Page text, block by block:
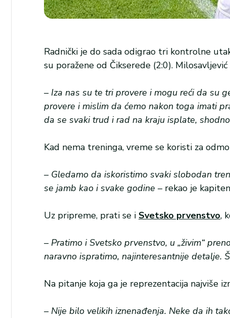
Radnički je do sada odigrao tri kontrolne
su poražene od Čikserede (2:0).
– Iza nas su te tri provere i mogu reći da su
provere i mislim da ćemo nakon toga imati
da se svaki trud i rad na kraju isplate,
Kad nema treninga, vreme se koristi za
– Gledamo da iskoristimo svaki slobodan
se jamb kao i svake godine – rekao je
Uz pripreme, prati se i Svetsko prvenstvo,
– Pratimo i Svetsko prvenstvo, u „živim“
naravno ispratimo, najinteresantnije detalje.
Na pitanje koja ga je reprezentacija najviše
– Nije bilo velikih iznenađenja. Neke da ih